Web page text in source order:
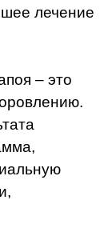
лечение
– это